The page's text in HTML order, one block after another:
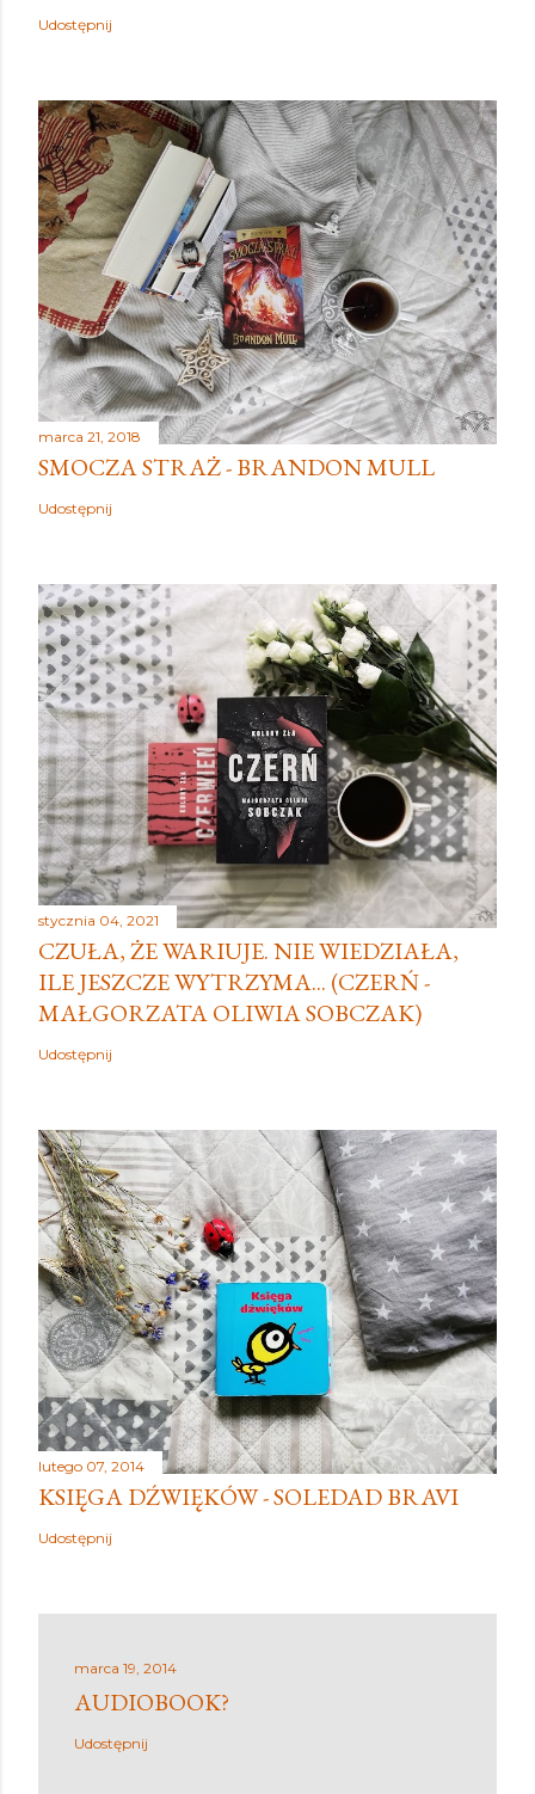
Udostępnij
marca 21, 2018
SMOCZA STRAŻ - BRANDON MULL
Udostępnij
stycznia 04, 2021
CZUŁA, ŻE WARIUJE. NIE WIEDZIAŁA,
ILE JESZCZE WYTRZYMA... (CZERŃ -
MAŁGORZATA OLIWIA SOBCZAK)
Udostępnij
lutego 07, 2014
KSIĘGA DŹWIĘKÓW - SOLEDAD BRAVI
Udostępnij
marca 19, 2014
AUDIOBOOK?
Udostępnij